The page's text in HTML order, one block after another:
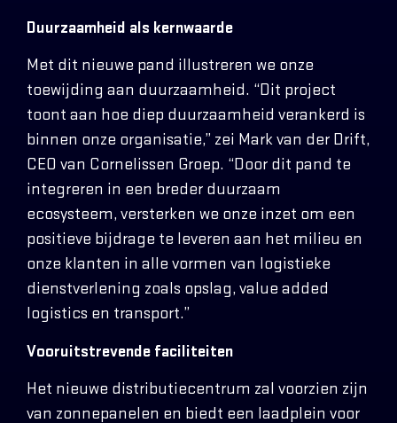
Duurzaamheid als kernwaarde
Met dit nieuwe pand illustreren we onze
toewijding aan duurzaamheid. “Dit project
toont aan hoe diep duurzaamheid verankerd is
binnen onze organisatie,” zei Mark van der Drift,
CEO van Cornelissen Groep. “Door dit pand te
integreren in een breder duurzaam
ecosysteem, versterken we onze inzet om een
positieve bijdrage te leveren aan het milieu en
onze klanten in alle vormen van logistieke
dienstverlening zoals opslag, value added
logistics en transport.”
Vooruitstrevende faciliteiten
Het nieuwe distributiecentrum zal voorzien zijn
van zonnepanelen en biedt een laadplein voor